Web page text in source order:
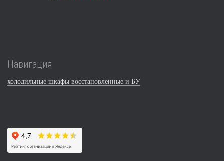
Навигация
холодильные шкафы восстановленные и БУ